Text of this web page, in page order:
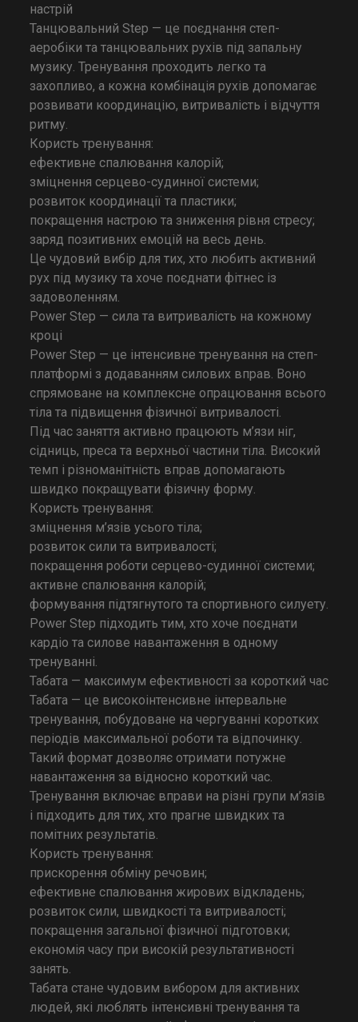
настрій
Танцювальний Step — це поєднання степ-
аеробіки та танцювальних рухів під запальну
музику. Тренування проходить легко та
захопливо, а кожна комбінація рухів допомагає
розвивати координацію, витривалість і відчуття
ритму.
Користь тренування:
ефективне спалювання калорій;
зміцнення серцево-судинної системи;
розвиток координації та пластики;
покращення настрою та зниження рівня стресу;
заряд позитивних емоцій на весь день.
Це чудовий вибір для тих, хто любить активний
рух під музику та хоче поєднати фітнес із
задоволенням.
Power Step — сила та витривалість на кожному
кроці
Power Step — це інтенсивне тренування на степ-
платформі з додаванням силових вправ. Воно
спрямоване на комплексне опрацювання всього
тіла та підвищення фізичної витривалості.
Під час заняття активно працюють м’язи ніг,
сідниць, преса та верхньої частини тіла. Високий
темп і різноманітність вправ допомагають
швидко покращувати фізичну форму.
Користь тренування:
зміцнення м’язів усього тіла;
розвиток сили та витривалості;
покращення роботи серцево-судинної системи;
активне спалювання калорій;
формування підтягнутого та спортивного силуету.
Power Step підходить тим, хто хоче поєднати
кардіо та силове навантаження в одному
тренуванні.
Табата — максимум ефективності за короткий час
Табата — це високоінтенсивне інтервальне
тренування, побудоване на чергуванні коротких
періодів максимальної роботи та відпочинку.
Такий формат дозволяє отримати потужне
навантаження за відносно короткий час.
Тренування включає вправи на різні групи м’язів
і підходить для тих, хто прагне швидких та
помітних результатів.
Користь тренування:
прискорення обміну речовин;
ефективне спалювання жирових відкладень;
розвиток сили, швидкості та витривалості;
покращення загальної фізичної підготовки;
економія часу при високій результативності
занять.
Табата стане чудовим вибором для активних
людей, які люблять інтенсивні тренування та